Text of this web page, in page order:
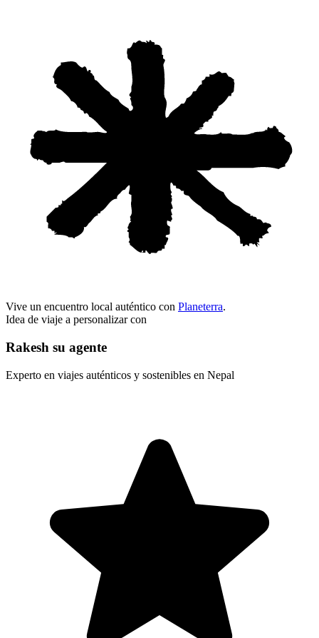
Vive un encuentro local auténtico con Planeterra.
Idea de viaje a personalizar con
Rakesh su agente
Experto en viajes auténticos y sostenibles en Nepal